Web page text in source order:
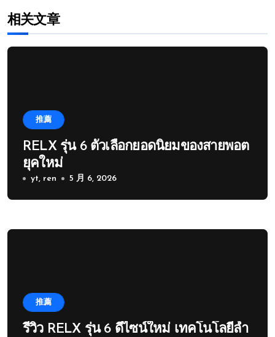
相关文章
推薦
RELX รุ่น 6 ตัวเลือกยอดนิยมของสายพอต
ยุคใหม่
yt, ren 5 月 6, 2026
推薦
รีวิว RELX รุ่น 6 ดีไซน์ใหม่ เทคโนโลยีล้ำ